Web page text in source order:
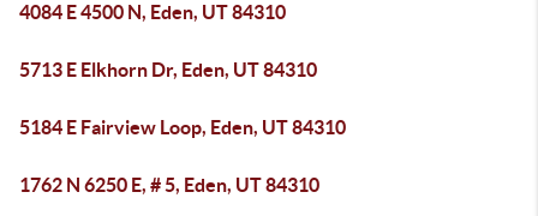
4084 E 4500 N, Eden, UT 84310
5713 E Elkhorn Dr, Eden, UT 84310
5184 E Fairview Loop, Eden, UT 84310
1762 N 6250 E, # 5, Eden, UT 84310